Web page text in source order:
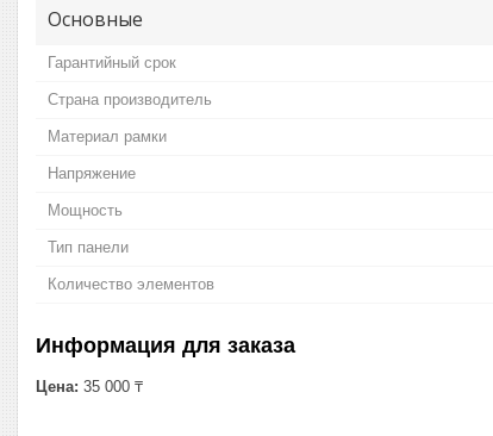
Основные
Гарантийный срок
Страна производитель
Материал рамки
Напряжение
Мощность
Тип панели
Количество элементов
Информация для заказа
Цена: 35 000 ₸